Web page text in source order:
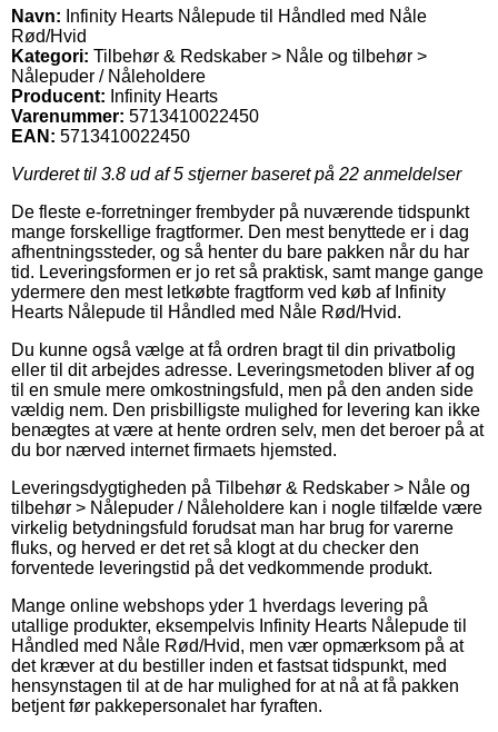
Navn: Infinity Hearts Nålepude til Håndled med Nåle
Rød/Hvid
Kategori: Tilbehør & Redskaber > Nåle og tilbehør >
Nålepuder / Nåleholdere
Producent: Infinity Hearts
Varenummer: 5713410022450
EAN: 5713410022450
Vurderet til 3.8 ud af 5 stjerner baseret på 22 anmeldelser
De fleste e-forretninger frembyder på nuværende tidspunkt
mange forskellige fragtformer. Den mest benyttede er i dag
afhentningssteder, og så henter du bare pakken når du har
tid. Leveringsformen er jo ret så praktisk, samt mange gange
ydermere den mest letkøbte fragtform ved køb af Infinity
Hearts Nålepude til Håndled med Nåle Rød/Hvid.
Du kunne også vælge at få ordren bragt til din privatbolig
eller til dit arbejdes adresse. Leveringsmetoden bliver af og
til en smule mere omkostningsfuld, men på den anden side
vældig nem. Den prisbilligste mulighed for levering kan ikke
benægtes at være at hente ordren selv, men det beroer på at
du bor nærved internet firmaets hjemsted.
Leveringsdygtigheden på Tilbehør & Redskaber > Nåle og
tilbehør > Nålepuder / Nåleholdere kan i nogle tilfælde være
virkelig betydningsfuld forudsat man har brug for varerne
fluks, og herved er det ret så klogt at du checker den
forventede leveringstid på det vedkommende produkt.
Mange online webshops yder 1 hverdags levering på
utallige produkter, eksempelvis Infinity Hearts Nålepude til
Håndled med Nåle Rød/Hvid, men vær opmærksom på at
det kræver at du bestiller inden et fastsat tidspunkt, med
hensynstagen til at de har mulighed for at nå at få pakken
betjent før pakkepersonalet har fyraften.